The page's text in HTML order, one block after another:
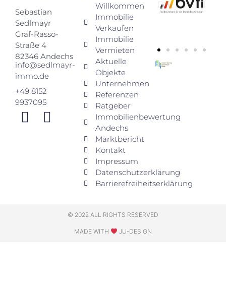
Sebastian
Sedlmayr
Graf-Rasso-
Straße 4
82346 Andechs
info@sedlmayr-
immo.de
+49 8152
9937095
Willkommen
Immobilie
Verkaufen
Immobilie
Vermieten
Aktuelle
Objekte
Unternehmen
Referenzen
Ratgeber
Immobilienbewertung
Andechs
Marktbericht
Kontakt
Impressum
Datenschutzerklärung
Barrierefreiheitserklärung
© 2022 ALL RIGHTS RESERVED
MADE WITH JU-DESIGN